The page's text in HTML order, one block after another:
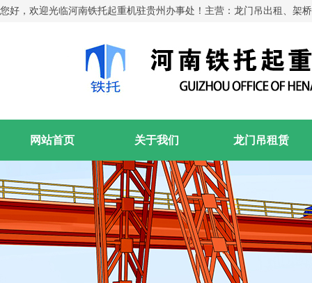
您好，欢迎光临河南铁托起重机驻贵州办事处！主营：龙门吊出租、架
网站首页 关于我们 龙门吊租赁